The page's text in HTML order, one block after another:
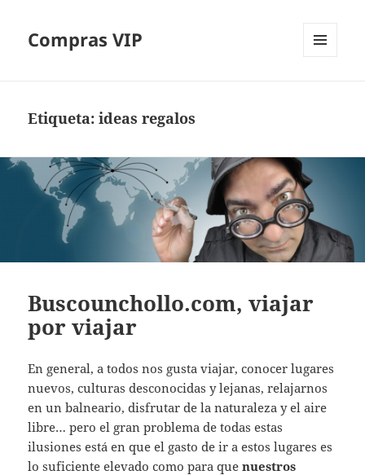
Compras VIP
Etiqueta:ideas regalos
Buscounchollo.com, viajar
por viajar
En general, a todos nos gusta viajar, conocer lugares
nuevos, culturas desconocidas y lejanas, relajarnos
en un balneario, disfrutar de la naturaleza y el aire
libre… pero el gran problema de todas estas
ilusiones está en que el gasto de ir a estos lugares es
lo suficiente elevado como para que nuestros